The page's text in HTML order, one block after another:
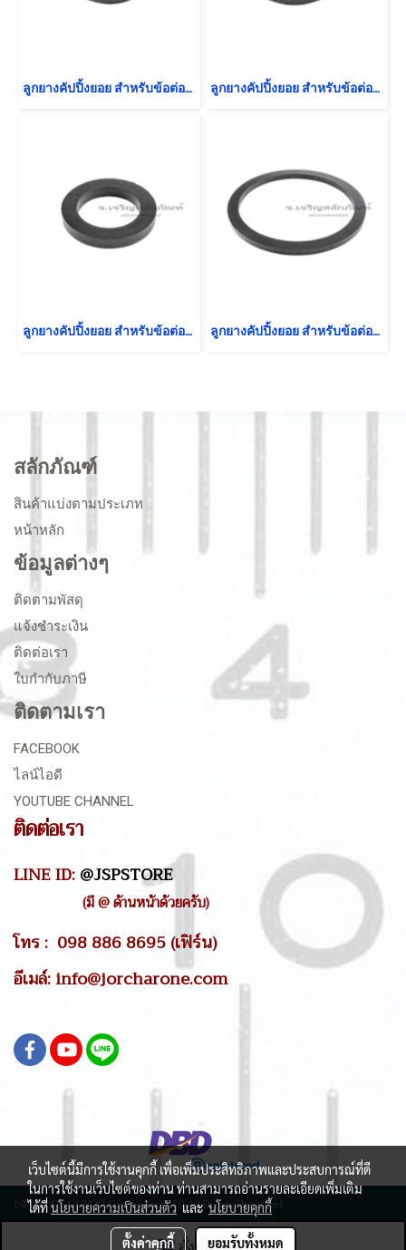
ลูกยางคัปปิ้งยอย สำหรับข้อต่อสวมเร็ว สำหรับขนาด 1/2" (ขนาด 16-26-4) ลูกยางคัปปิ้งยอย สำหรับข้อต่อสวมเร็ว สำหรับขนาด 3/4" (ขนาด 21-34-4.4)
ลูกยางคัปปิ้งยอย สำหรับข้อต่อสวมเร็ว สำหรับขนาด 1.1/4" (ขนาด 33-47-6) ลูกยางคัปปิ้งยอย สำหรับข้อต่อสวมเร็ว สำหรับขนาด 5" (ขนาด 128-152-7)
สลักภัณฑ์
สินค้าแบ่งตามประเภท
หน้าหลัก
ข้อมูลต่างๆ
ติดตามพัสดุ
แจ้งชำระเงิน
ติดต่อเรา
ใบกำกับภาษี
ติดตามเรา
FACEBOOK
ไลน์ไอดี
YOUTUBE CHANNEL
ติดต่อเรา
LINE ID:@JSPSTORE
(มี @ ด้านหน้าด้วยครับ)
โทร : 098 886 8695 (เฟิร์น)
อีเมล์: info@jorcharone.com
JSPSTORE.COM © Copyright 2019 All Rights Reserved
ผู้เข้าชมวันนี้ 18,658
เว็บไซต์นี้มีการใช้งานคุกกี้ เพื่อเพิ่มประสิทธิภาพและประสบการณ์ที่ดี
ในการใช้งานเว็บไซต์ของท่าน ท่านสามารถอ่านรายละเอียดเพิ่มเติม
ได้ที่นโยบายความเป็นส่วนตัวและนโยบายคุกกี้
ตั้งค่าคุกกี้ ยอมรับทั้งหมด